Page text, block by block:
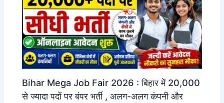
Bihar Mega Job Fair 2026 : बिहार में 20,000
से ज्यादा पदों पर बंपर भर्ती , अलग-अलग कंपनी और